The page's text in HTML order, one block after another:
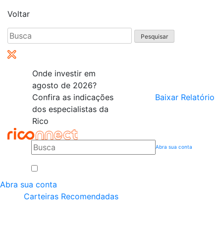
Voltar
Pesquisar
por:
Onde investir em
agosto de 2026?
Confira as indicações
dos especialistas da
Rico
Baixar Relatório
Abra sua conta
Abra sua conta
Carteiras Recomendadas